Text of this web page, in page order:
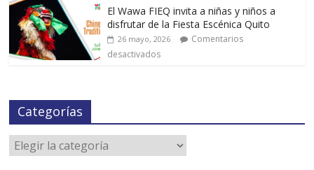
El Wawa FIEQ invita a niñas y niños a
disfrutar de la Fiesta Escénica Quito
26 mayo, 2026
Comentarios
desactivados
Categorías